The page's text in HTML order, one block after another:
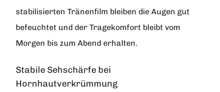
stabilisierten Tränenfilm bleiben die Augen gut
befeuchtet und der Tragekomfort bleibt vom
Morgen bis zum Abend erhalten.
Stabile Sehschärfe bei
Hornhautverkrümmung